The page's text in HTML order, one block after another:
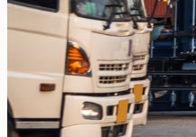
Surabaya –
Surabaya –
Surabaya –
Surabaya –
Surabaya –
Surabaya –
Surabaya –
Surabaya –